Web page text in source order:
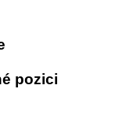
pozici